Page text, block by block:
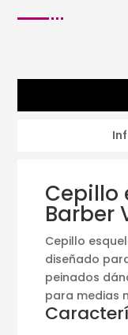
Cepillo
Barber
Cepillo
diseñado
peinados
para medias